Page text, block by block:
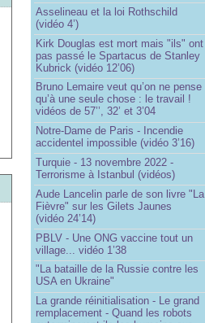
Asselineau et la loi Rothschild
(vidéo 4’)
Kirk Douglas est mort mais "ils" ont
pas passé le Spartacus de Stanley
Kubrick (vidéo 12’06)
Bruno Lemaire veut qu’on ne pense
qu’à une seule chose : le travail !
vidéos de 57’’, 32’ et 3’04
Notre-Dame de Paris - Incendie
accidentel impossible (vidéo 3’16)
Turquie - 13 novembre 2022 -
Terrorisme à Istanbul (vidéos)
Aude Lancelin parle de son livre "La
Fièvre" sur les Gilets Jaunes
(vidéo 24’14)
PBLV - Une ONG vaccine tout un
village... vidéo 1’38
"La bataille de la Russie contre les
USA en Ukraine"
La grande réinitialisation - Le grand
remplacement - Quand les robots